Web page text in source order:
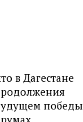
в Дагестане
победы